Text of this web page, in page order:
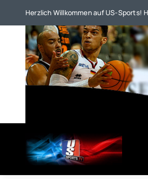
springen
Herzlich Willkommen auf US-Sports!